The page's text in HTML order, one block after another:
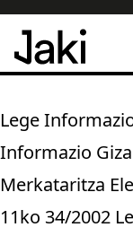
Lege
Informazio
Merkataritza
11ko 34/2002